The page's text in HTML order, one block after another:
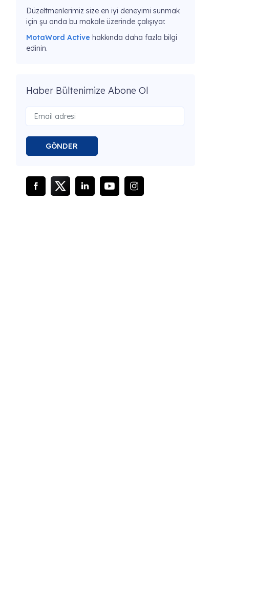
Düzeltmenlerimiz size en iyi deneyimi sunmak
için şu anda bu makale üzerinde çalışıyor.
MotaWord Active hakkında daha fazla bilgi
edinin.
Haber Bültenimize Abone Ol
GÖNDER